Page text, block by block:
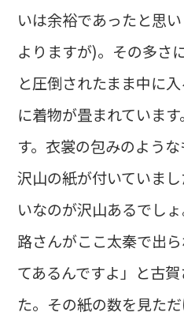
いは余裕であったと思
よりますが)。その多さ
と圧倒されたまま中に
に着物が畳まれていま
す。衣裳の包みのよう
沢山の紙が付いていま
いなのが沢山あるでし
路さんがここ太秦で出
てあるんですよ」と古
た。その紙の数を見た